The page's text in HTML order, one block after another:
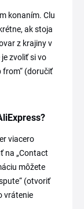
konaním. Clu
ak stoja
z krajiny v
zvoliť si vo
from“ (doručiť
viacero
na „Contact
môžete
(otvoriť
vrátenie